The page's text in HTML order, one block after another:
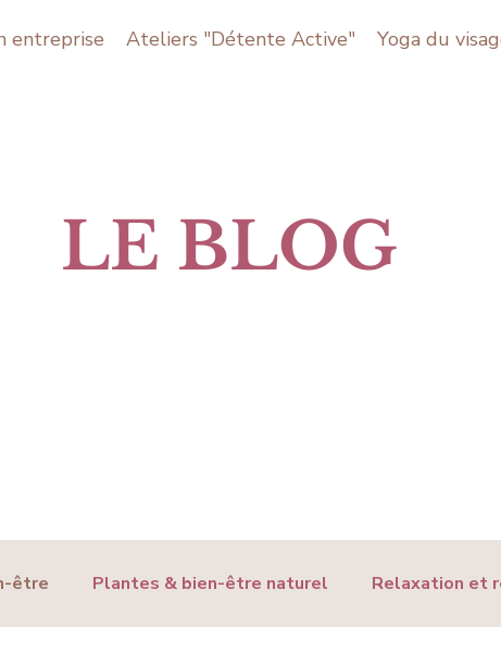
entreprise Ateliers "Détente Active" Yoga du
LE BLOG
être Plantes & bien-être naturel Relaxation et